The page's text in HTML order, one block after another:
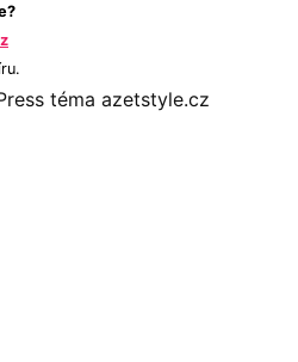
téma azetstyle.cz